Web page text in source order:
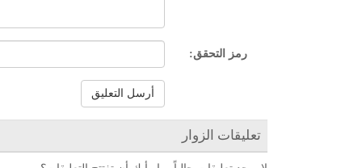
رمز التحقق:
أرسل التعليق
تعليقات الزوار